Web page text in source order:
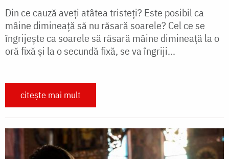
Din ce cauză aveți atâtea tristeți? Este posibil ca
mâine dimineață să nu răsară soarele? Cel ce se
îngrijește ca soarele să răsară mâine dimineață la o
oră fixă și la o secundă fixă, se va îngriji...
citește mai mult